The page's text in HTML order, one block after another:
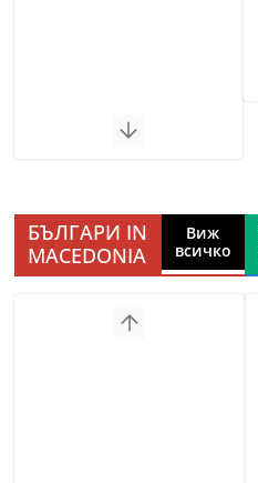
БЪЛГАРИ IN
MACEDONIA
Виж
всичко